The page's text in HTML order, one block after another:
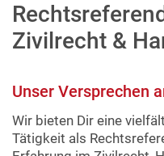
Zivilrecht &
Unser Versprechen
Wir bieten Dir eine
Tätigkeit als